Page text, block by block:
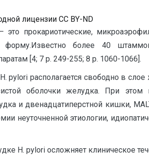
лицензии CC BY-ND
прокариотические,
более 40
[4; 7 р. 249-255; 8 р. 1060-1066].
pylori располагается свободно в
оболочки желудка. При этом
и двенадцатиперстной кишки,
неуточненной этиологии,
H. pylori осложняет клиническое